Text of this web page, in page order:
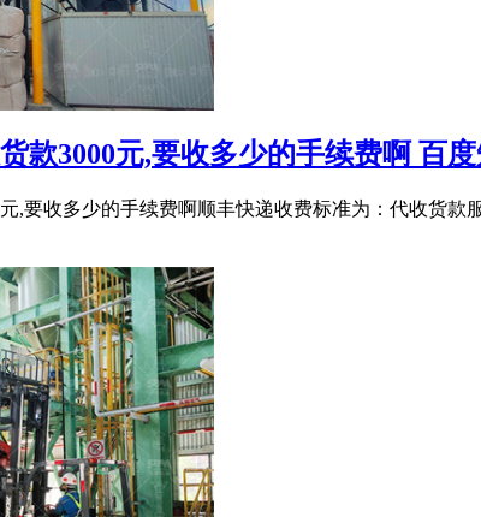
款3000元,要收多少的手续费啊 百
,要收多少的手续费啊顺丰快递收费标准为：代收货